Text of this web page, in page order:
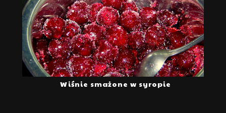
Wiśnie smażone w syropie